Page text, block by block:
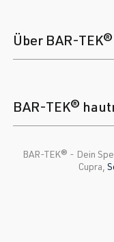
Über BAR-TEK®
BAR-TEK®
BAR-TEK®️ - Dein
Cupra,